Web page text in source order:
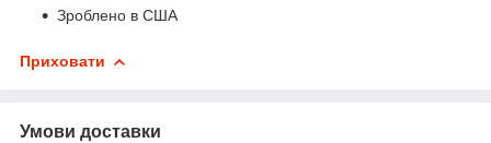
Зроблено в США
Приховати
Умови доставки